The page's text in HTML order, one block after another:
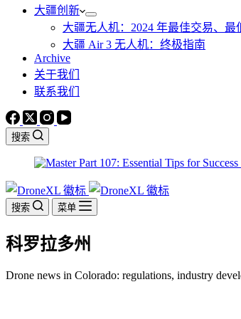
大疆创新
大疆无人机：2024 年最佳交易、
大疆 Air 3 无人机：终极指南
Archive
关于我们
联系我们
搜索
搜索 菜单
科罗拉多州
Drone news in Colorado: regulations, industry